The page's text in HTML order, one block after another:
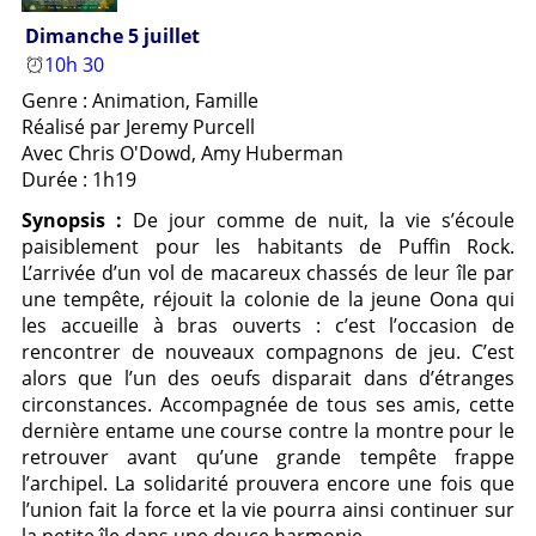
Dimanche 5 juillet
10h 30
Genre : Animation, Famille
Réalisé par Jeremy Purcell
Avec Chris O'Dowd, Amy Huberman
Durée : 1h19
Synopsis : De jour comme de nuit, la vie s’écoule
paisiblement pour les habitants de Puffin Rock.
L’arrivée d’un vol de macareux chassés de leur île par
une tempête, réjouit la colonie de la jeune Oona qui
les accueille à bras ouverts : c’est l’occasion de
rencontrer de nouveaux compagnons de jeu. C’est
alors que l’un des oeufs disparait dans d’étranges
circonstances. Accompagnée de tous ses amis, cette
dernière entame une course contre la montre pour le
retrouver avant qu’une grande tempête frappe
l’archipel. La solidarité prouvera encore une fois que
l’union fait la force et la vie pourra ainsi continuer sur